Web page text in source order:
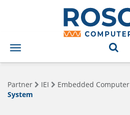
Toggle
navigation
Partner IEI Embedded Computer
System